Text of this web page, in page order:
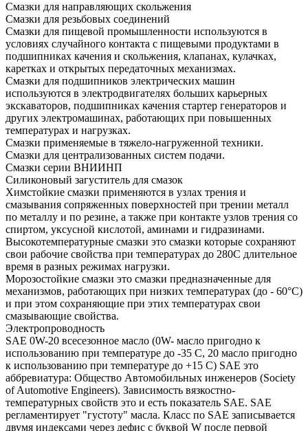
Смазки для направляющих скольжения
Смазки для резьбовых соединений
Смазки для пищевой промышленности используются в
условиях случайного контакта с пищевыми продуктами в
подшипниках качения и скольжения, клапанах, кулачках,
каретках и открытых передаточных механизмах.
Смазки для подшипников электрических машин
используются в электродвигателях больших карьерных
экскаваторов, подшипниках качения стартер генераторов и
других электромашинах, работающих при повышенных
температурах и нагрузках.
Смазки применяемые в тяжело-нагруженной техники.
Смазки для централизованных систем подачи.
Смазки серии ВНИИНП
Силиконовый загуститель для смазок
Химстойкие смазки применяются в узлах трения и
смазывания сопряженных поверхностей при трении металл
по металлу и по резине, а также при контакте узлов трения со
спиртом, уксусной кислотой, аминами и гидразинами.
Высокотемпературные смазки это смазки которые сохраняют
свои рабочие свойства при температурах до 280С длительное
время в разных режимах нагрузки.
Морозостойкие смазки это смазки предназначенные для
механизмов, работающих при низких температурах (до - 60°С)
и при этом сохраняющие при этих температурах свои
смазывающие свойства.
Электропроводность
SAE 0W-20 всесезонное масло (0W- масло пригодно к
использованию при температуре до -35 С, 20 масло пригодно
к использованию при температуре до +15 С) SAE это
аббревиатура: Общество Автомобильных инженеров (Society
of Automotive Engineers). Зависимость вязкостно-
температурных свойств это и есть показатель SAE. SAE
регламентирует "густоту" масла. Класс по SAE записывается
двумя индексами через дефис с буквой W после первой